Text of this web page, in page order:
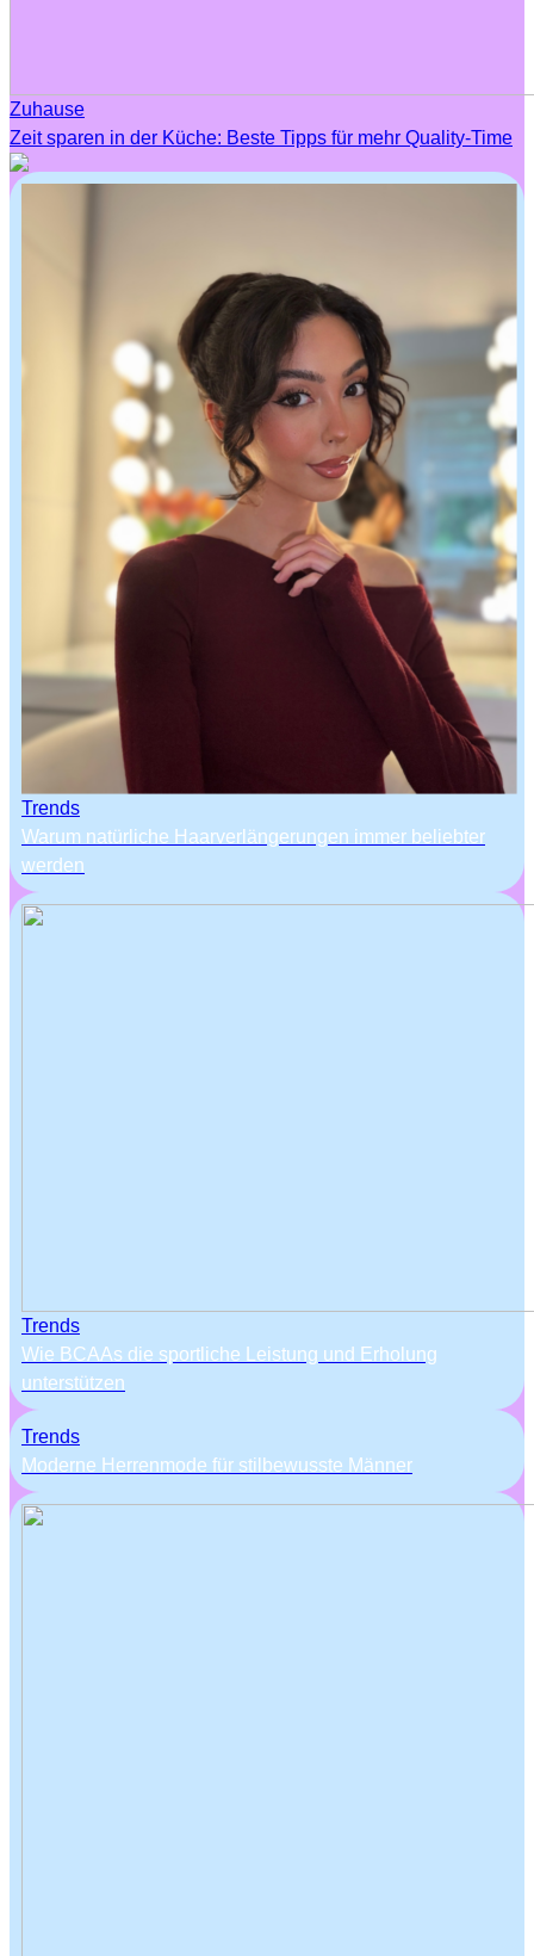
Zuhause
Zeit sparen in der Küche: Beste Tipps für mehr Quality-Time
Trends
Warum natürliche Haarverlängerungen immer beliebter
werden
Trends
Wie BCAAs die sportliche Leistung und Erholung
unterstützen
Trends
Moderne Herrenmode für stilbewusste Männer